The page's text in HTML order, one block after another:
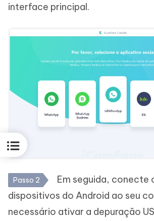
interface principal.
Passo 2
Em seguida, conecte
dispositivos do Android ao seu
necessário ativar a depuração